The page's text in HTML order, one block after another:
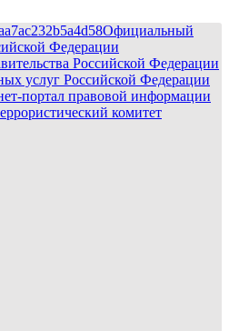
Официальный
Федерации
Российской Федерации
услуг Российской Федерации
портал правовой информации
комитет